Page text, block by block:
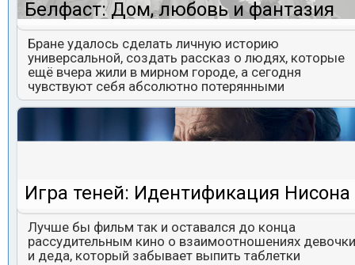
Белфаст: Дом, любовь и фантазия
Бране удалось сделать личную историю
универсальной, создать рассказ о людях, которые
ещё вчера жили в мирном городе, а сегодня
чувствуют себя абсолютно потерянными
Игра теней: Идентификация Нисона
Лучше бы фильм так и оставался до конца
рассудительным кино о взаимоотношениях девочки
и деда, который забывает выпить таблетки